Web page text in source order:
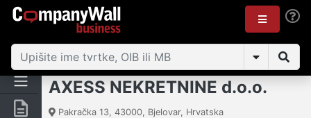
Sažetak
AXESS NEKRETNINE d.o.o.
Pakračka 13, 43000, Bjelovar, Hrvatska